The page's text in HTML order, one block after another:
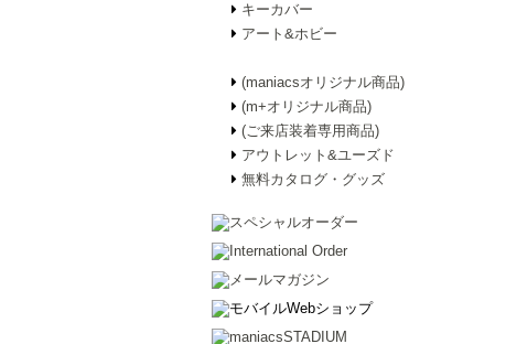
キーカバー
アート&ホビー
(maniacsオリジナル商品)
(m+オリジナル商品)
(ご来店装着専用商品)
アウトレット&ユーズド
無料カタログ・グッズ